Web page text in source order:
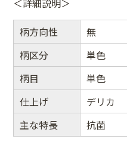
＜詳細説明＞
柄方向性
無
柄区分
単色
柄目
単色
仕上げ
デリカ
主な特長
抗菌